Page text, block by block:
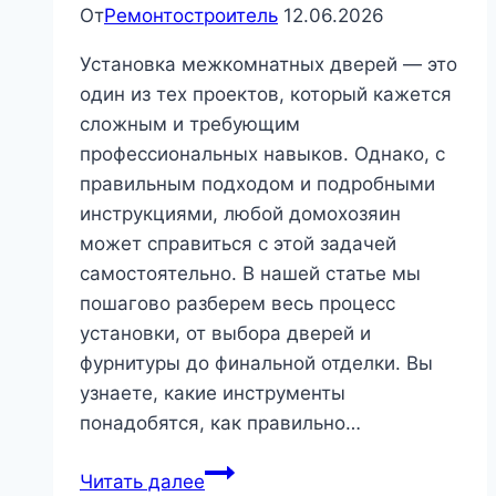
ОтРемонтостроитель 12.06.2026
Установка межкомнатных дверей — это
один из тех проектов, который кажется
сложным и требующим
профессиональных навыков. Однако, с
правильным подходом и подробными
инструкциями, любой домохозяин
может справиться с этой задачей
самостоятельно. В нашей статье мы
пошагово разберем весь процесс
установки, от выбора дверей и
фурнитуры до финальной отделки. Вы
узнаете, какие инструменты
понадобятся, как правильно…
Читать далееУстановка